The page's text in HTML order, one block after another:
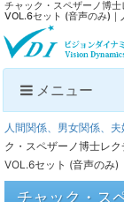
チャック・スペザーノ博
VOL.6セット (音声のみ)｜
メニュー
人間関係、男女関係、
ク・スペザーノ博士レ
VOL.6セット (音声のみ)
チャック・ス